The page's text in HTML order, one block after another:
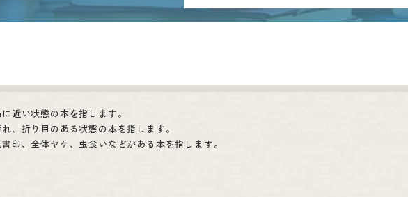
近い状態の本を指します。
、折り目のある状態の本を指します。
印、全体ヤケ、虫食いなどがある本を指します。